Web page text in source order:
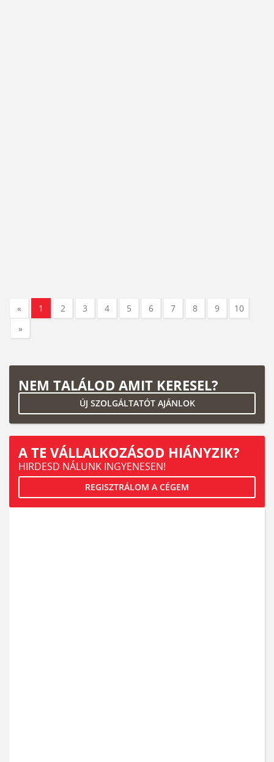
« 1 2 3 4 5 6 7 8 9
10
»
NEM TALÁLOD AMIT KERESEL?
ÚJ SZOLGÁLTATÓT AJÁNLOK
A TE VÁLLALKOZÁSOD HIÁNYZIK?
HIRDESD NÁLUNK INGYENESEN!
REGISZTRÁLOM A CÉGEM